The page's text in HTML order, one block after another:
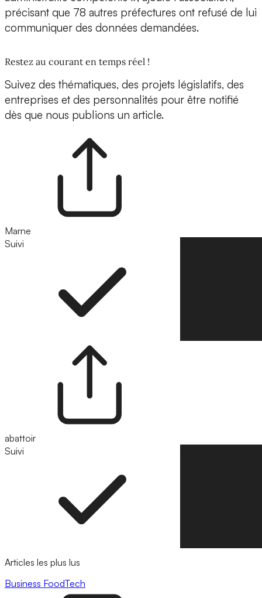
précisant que 78 autres préfectures ont refusé de lui
communiquer des données demandées.
Restez au courant en temps réel !
Suivez des thématiques, des projets législatifs, des
entreprises et des personnalités pour être notifié
dès que nous publions un article.
Marne
Suivi
abattoir
Suivi
Articles les plus lus
Business FoodTech